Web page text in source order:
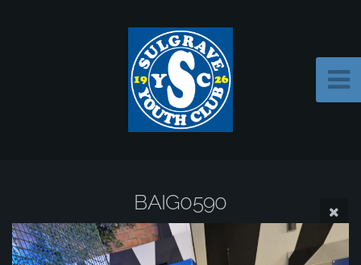
BAIG0590